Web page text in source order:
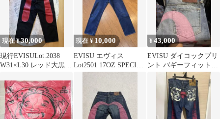
現在 ¥30,000
現行EVISULot.2038
W31×L30 レッド大黒ビ
現在 ¥ 10,000
EVISU エヴィス
Lot2501 17OZ SPECIAL
¥43,000
EVISU ダイコックプリ
ント バギーフィットジ
ーンズ #2000